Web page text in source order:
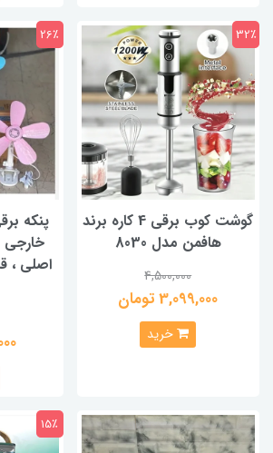
گوشت کوب برقی 4 کاره برند
هافمن مدل 8030
4,500,000
3,099,000 تومان
32٪
خرید
پنکه
اصلی ،
26٪
15٪